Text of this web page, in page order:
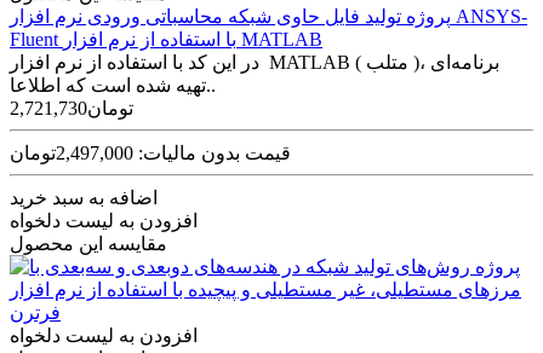
پروژه تولید فایل حاوی شبکه محاسباتی ورودی نرم افزار ANSYS-
Fluent با استفاده از نرم افزار MATLAB
در این کد با استفاده از نرم افزار MATLAB ( متلب )، برنامه‌­ای
تهیه شده است که اطلاعا..
2,721,730تومان
قیمت بدون مالیات: 2,497,000تومان
اضافه به سبد خرید
افزودن به لیست دلخواه
مقایسه این محصول
افزودن به لیست دلخواه